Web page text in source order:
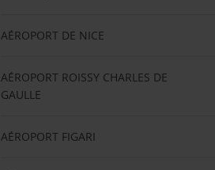
AÉROPORT DE NICE
AÉROPORT ROISSY CHARLES DE
GAULLE
AÉROPORT FIGARI